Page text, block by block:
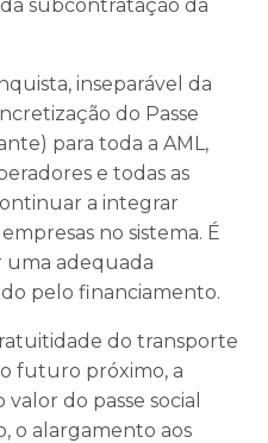
subcontratação da
inseparável da
do Passe
para toda a AML,
e todas as
a integrar
no sistema. É
uma adequada
pelo financiamento.
do transporte
futuro próximo, a
do passe social
o alargamento aos